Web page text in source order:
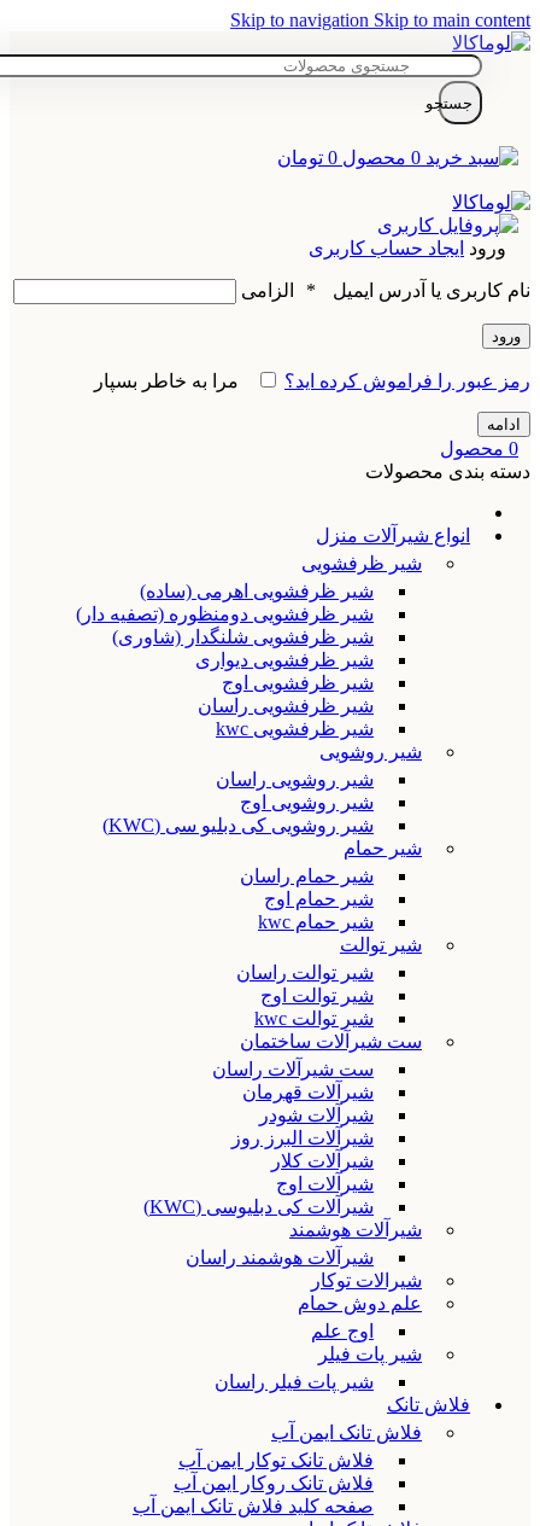
Skip to navigation Skip to main content
جستجو
0 محصول 0 تومان
ورود ایجاد حساب کاربری
نام کاربری یا آدرس ایمیل * الزامی
ورود
رمز عبور را فراموش کرده اید؟ مرا به خاطر بسپار
ادامه
0 محصول
دسته بندی محصولات
انواع شیرآلات منزل
شیر ظرفشویی
شیر ظرفشویی اهرمی (ساده)
شیر ظرفشویی دومنظوره (تصفیه دار)
شیر ظرفشویی شلنگدار (شاوری)
شیر ظرفشویی دیواری
شیر ظرفشویی اوج
شیر ظرفشویی راسان
شیر ظرفشویی kwc
شیر روشویی
شیر روشویی راسان
شیر روشویی اوج
شیر روشویی کی دبلیو سی (KWC)
شیر حمام
شیر حمام راسان
شیر حمام اوج
شیر حمام kwc
شیر توالت
شیر توالت راسان
شیر توالت اوج
شیر توالت kwc
ست شیرآلات ساختمان
ست شیرآلات راسان
شیرآلات قهرمان
شیرآلات شودر
شیرآلات البرز روز
شیرآلات کلار
شیرآلات اوج
شیرآلات کی دبلیوسی (KWC)
شیرآلات هوشمند
شیرآلات هوشمند راسان
شیرالات توکار
علم دوش حمام
اوج علم
شیر پات فیلر
شیر پات فیلر راسان
فلاش تانک
فلاش تانک ایمن آب
فلاش تانک توکار ایمن آب
فلاش تانک روکار ایمن آب
صفحه کلید فلاش تانک ایمن آب